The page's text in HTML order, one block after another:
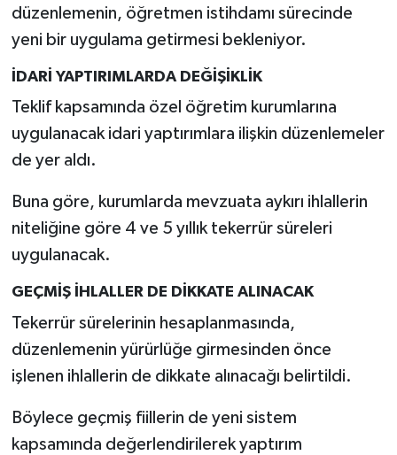
düzenlemenin, öğretmen istihdamı sürecinde
yeni bir uygulama getirmesi bekleniyor.
İDARİ YAPTIRIMLARDA DEĞİŞİKLİK
Teklif kapsamında özel öğretim kurumlarına
uygulanacak idari yaptırımlara ilişkin düzenlemeler
de yer aldı.
Buna göre, kurumlarda mevzuata aykırı ihlallerin
niteliğine göre 4 ve 5 yıllık tekerrür süreleri
uygulanacak.
GEÇMİŞ İHLALLER DE DİKKATE ALINACAK
Tekerrür sürelerinin hesaplanmasında,
düzenlemenin yürürlüğe girmesinden önce
işlenen ihlallerin de dikkate alınacağı belirtildi.
Böylece geçmiş fiillerin de yeni sistem
kapsamında değerlendirilerek yaptırım